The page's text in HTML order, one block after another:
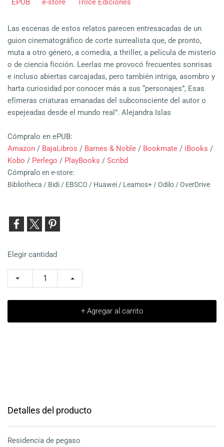
EPUB
e-store Trilce Ediciones
Las escenas de estos relatos parecen entresacadas de un
guion cinematográfico de corte surrealista que, de pronto,
muta a otro género, a comedia, a thriller, a película de misterio
o de ciencia ficción. Leerlas me provocó frecuentes sonrisas
e incluso abiertas carcajadas, pero también intriga, asombro y
harta curiosidad por conocer más a sus “personajes”, Esas
efímeras criaturas emanadas del subconsciente del autor o
espejeadas desde el mundo real”. Alejandra Islas
Cómpralo en ePUB:
Amazon / BajaLibros / Barnes & Noble / Bookmate / iBooks /
Kobo / Perlego / PlayBooks / Scribd
Cómpralo en e-store:
Bibliotheca / Bidi / EBSCO / Huawei / Leamos+ /Odilo /OverDrive
Elegir cantidad
+ Agregar al carrito
Detalles del producto
Residencia de pegaso